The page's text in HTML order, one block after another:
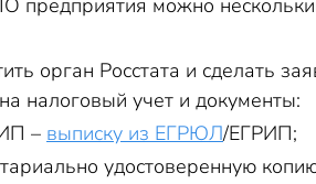
предприятия можно
орган Росстата и сделать
налоговый учет и документы:
– выписку из ЕГРЮЛ/ЕГРИП;
удостоверенную